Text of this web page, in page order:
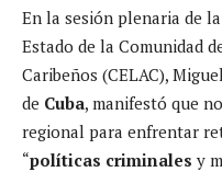
En la sesión plenaria de la
Estado de la Comunidad
Caribeños (CELAC),
de Cuba, manifestó que
regional para enfrentar
“políticas criminales y